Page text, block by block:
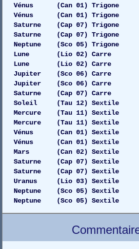
Vénus (Can 01) Trigone
Vénus (Can 01)
Saturne (Cap 07) Trigone
Saturne (Cap 07) Trigone
Neptune (Sco 05)
Lune (Lio 02) Carre
Lune (Lio 02) Carre
Jupiter (Sco 06) Carre
Jupiter (Sco 06)
Saturne (Cap 07) Carre
Soleil (Tau 12) Sextile
Mercure (Tau 11) Sextile
Mercure (Tau 11)
Vénus (Can 01) Sextile
Vénus (Can 01) Sextile
Mars (Can 02) Sextile
Saturne (Cap 07) Sextile
Saturne (Cap 07)
Uranus (Lio 03) Sextile
Neptune (Sco 05) Sextile
Neptune (Sco 05) Sextile